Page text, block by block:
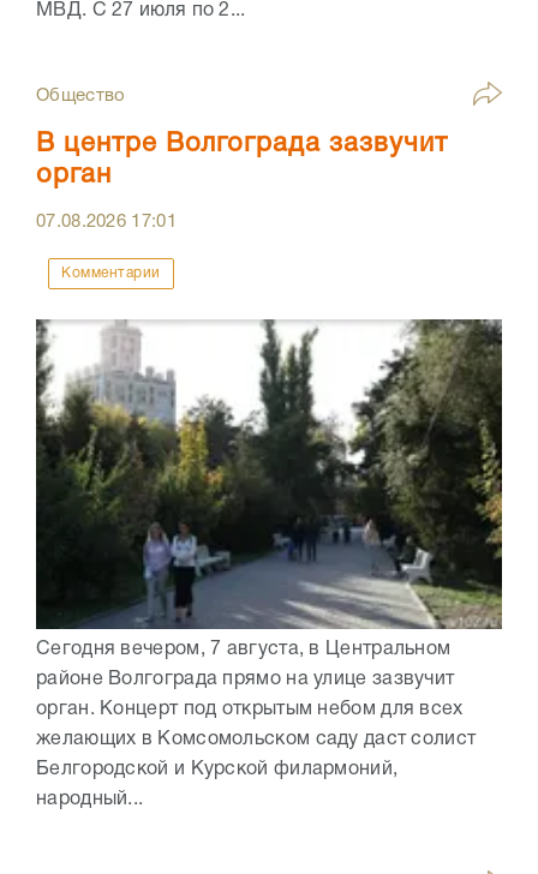
МВД. С 27 июля по 2...
Общество
В центре Волгограда зазвучит
орган
07.08.2026 17:01
Комментарии
Сегодня вечером, 7 августа, в Центральном
районе Волгограда прямо на улице зазвучит
орган. Концерт под открытым небом для всех
желающих в Комсомольском саду даст солист
Белгородской и Курской филармоний,
народный...